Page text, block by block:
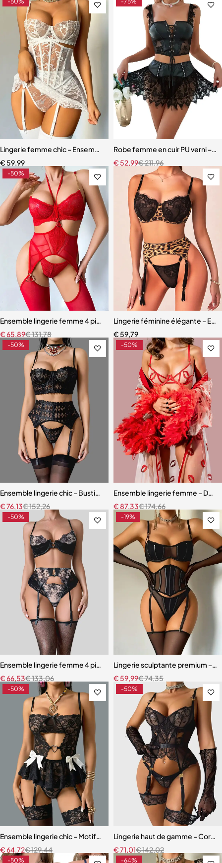
Lingerie femme chic – Ensemble cinq pièces avec soutien-gorge à
€ 59,99
Robe femme en cuir PU verni –
€211,96
€ 52,99
-50%
Ensemble lingerie femme 4 pièces – Dentelle rouge avec chaînes
€131,78
€65,89
Lingerie féminine élégante –
€ 59,79
-50%
Ensemble lingerie chic – Bustier sculptant avec porte-jarretelles et
€152,26
€76,13
-50%
Ensemble lingerie femme –
€174,66
€ 87,33
-50%
Ensemble lingerie femme 4 pièces – Broderie florale contrastée
€133,06
€66,53
-19%
Lingerie sculptante premium –
€74,35
€ 59,99
-50%
Ensemble lingerie chic – Motifs cœur, découpes raffinées et
€129,44
€64,72
-50%
Lingerie haut de gamme –
€142,02
€71,01
-50% -64%